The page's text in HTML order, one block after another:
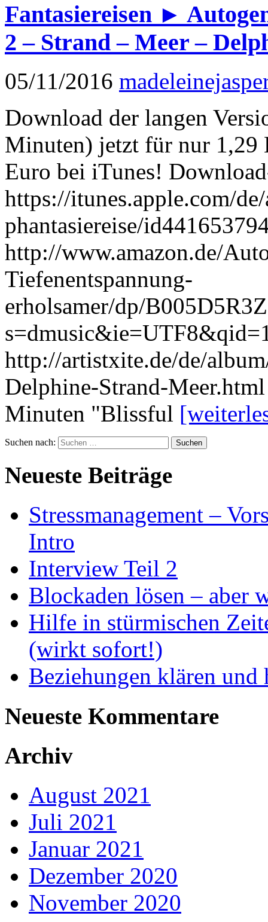
Fantasiereisen ►
2 – Strand – Meer –
05/11/2016
Download der langen
Minuten) jetzt für nur 1,29
Euro bei iTunes!
https://itunes.apple.com/
phantasiereise/
http://www.amazon.de/
Tiefenentspannung-
erholsamer/dp/
http://artistxite.de/de/
Delphine-Strand-
Minuten "Blissful
Suchen nach:
Neueste Beiträge
Stressmanagement –
Intro
Interview Teil 2
Blockaden lösen – aber
Hilfe in stürmischen
(wirkt sofort!)
Beziehungen klären
Neueste Kommentare
Archiv
August 2021
Juli 2021
Januar 2021
Dezember 2020
November 2020